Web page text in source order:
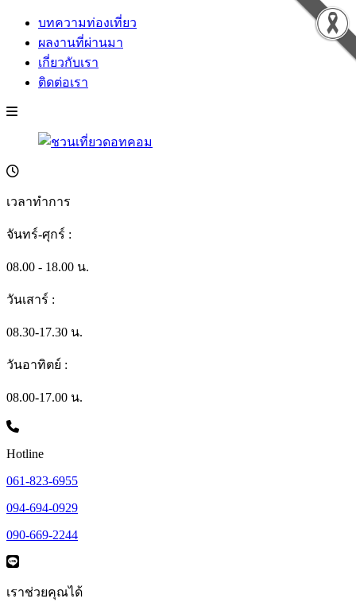
บทความท่องเที่ยว
ผลงานที่ผ่านมา
เกี่ยวกับเรา
ติดต่อเรา
เวลาทำการ
จันทร์-ศุกร์ :
08.00 - 18.00 น.
วันเสาร์ :
08.30-17.30 น.
วันอาทิตย์ :
08.00-17.00 น.
Hotline
061-823-6955
094-694-0929
090-669-2244
เราช่วยคุณได้